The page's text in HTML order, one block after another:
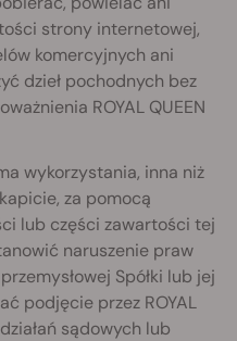
strony internetowej,
komercyjnych ani
dzieł pochodnych bez
ROYAL QUEEN
wykorzystania, inna niż
za pomocą
lub części zawartości tej
naruszenie praw
Spółki lub jej
podjęcie przez ROYAL
sądowych lub